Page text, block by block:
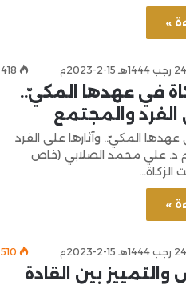
»
418
في عهدها المكيّ..
الفرد والمجتمع
عهدها المكيّ.. وآثارها على الفرد
د. علي محمد الصلابي (خاص
»
510
بين القادة